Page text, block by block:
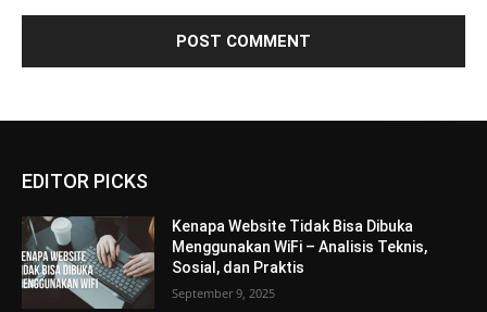
EDITOR PICKS
Kenapa Website Tidak Bisa Dibuka
Menggunakan WiFi – Analisis Teknis,
Sosial, dan Praktis
September 9, 2025